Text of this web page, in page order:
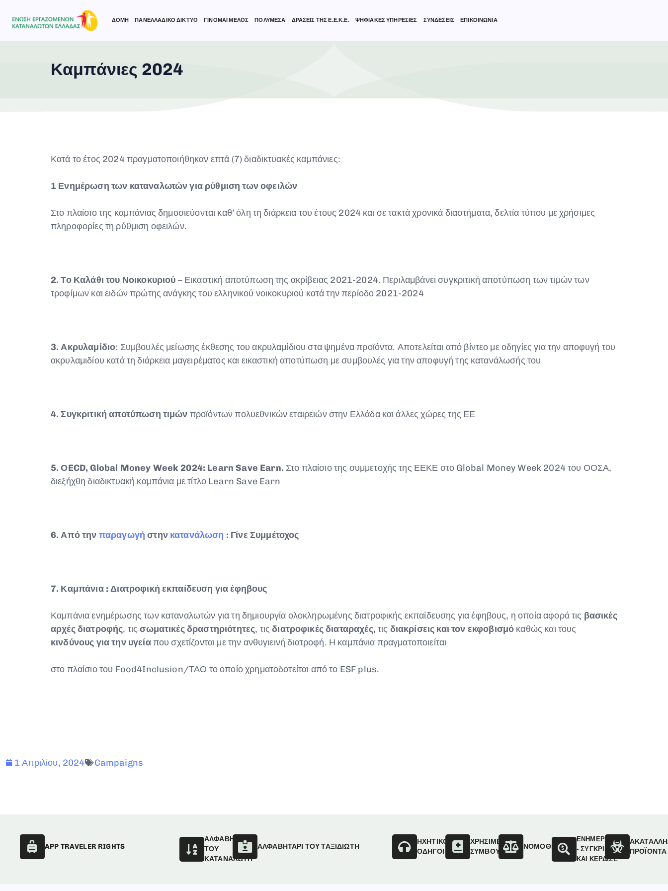
ΔΟΜΗ ΠΑΝΕΛΛΑΔΙΚΟ ΔΙΚΤΥΟ ΓΙΝΟΜΑΙ ΜΕΛΟΣ ΠΟΛΥΜΕΣΑ ΔΡΑΣΕΙΣ ΤΗΣ Ε.Ε.Κ.Ε. ΨΗΦΙΑΚΕΣ ΥΠΗΡΕΣΙΕΣ ΣΥΝΔΕΣΕΙΣ ΕΠΙΚΟΙΝΩΝΙΑ
Καμπάνιες 2024
Κατά το έτος 2024 πραγματοποιήθηκαν επτά (7) διαδικτυακές καμπάνιες:
1 Ενημέρωση των καταναλωτών για ρύθμιση των οφειλών
Στο πλαίσιο της καμπάνιας δημοσιεύονται καθ’ όλη τη διάρκεια του έτους 2024 και σε τακτά χρονικά διαστήματα, δελτία τύπου με χρήσιμες
πληροφορίες τη ρύθμιση οφειλών.
2. Το Καλάθι του Νοικοκυριού – Εικαστική αποτύπωση της ακρίβειας 2021-2024. Περιλαμβάνει συγκριτική αποτύπωση των τιμών των
τροφίμων και ειδών πρώτης ανάγκης του ελληνικού νοικοκυριού κατά την περίοδο 2021-2024
3. Ακρυλαμίδιο: Συμβουλές μείωσης έκθεσης του ακρυλαμίδιου στα ψημένα προϊόντα. Αποτελείται από βίντεο με οδηγίες για την αποφυγή του
ακρυλαμιδίου κατά τη διάρκεια μαγειρέματος και εικαστική αποτύπωση με συμβουλές για την αποφυγή της κατανάλωσής του
4. Συγκριτική αποτύπωση τιμών προϊόντων πολυεθνικών εταιρειών στην Ελλάδα και άλλες χώρες της ΕΕ
5. ΟECD, Global Money Week 2024: Learn Save Earn. Στο πλαίσιο της συμμετοχής της ΕΕΚΕ στο Global Money Week 2024 του ΟΟΣΑ,
διεξήχθη διαδικτυακή καμπάνια με τίτλο Learn Save Earn
6. Από την παραγωγή στην κατανάλωση : Γίνε Συμμέτοχος
7. Καμπάνια : Διατροφική εκπαίδευση για έφηβους
Καμπάνια ενημέρωσης των καταναλωτών για τη δημιουργία ολοκληρωμένης διατροφικής εκπαίδευσης για έφηβους, η οποία αφορά τις βασικές
αρχές διατροφής, τιςσωματικές δραστηριότητες, τιςδιατροφικές διαταραχές, τις διακρίσεις και τον εκφοβισμό καθώς και τους
κινδύνους για την υγείαπου σχετίζονται με την ανθυγιεινή διατροφή. Η καμπάνια πραγματοποιείται
στο πλαίσιο του Food4Inclusion/ΤΑΟ το οποίο χρηματοδοτείται από το ESF plus.
1 Απριλίου, 2024 Campaigns
APP TRAVELER RIGHTS
ΑΛΦΑΒΗΤΑΡΙ
ΤΟΥ
ΚΑΤΑΝΑΛΩΤΗ
ΑΛΦΑΒΗΤΑΡΙ ΤΟΥ ΤΑΞΙΔΙΩΤΗ
ΗΧΗΤΙΚΟΙ
ΟΔΗΓΟΙ
ΧΡΗΣΙΜΕΣ
ΣΥΜΒΟΥΛΕΣ
ΝΟΜΟΘΕΣΙΑ
ΕΝΗΜΕΡΩΣΟΥ
- ΣΥΓΚΡΙΝΕ
ΚΑΙ ΚΕΡΔΙΣΕ
ΠΡΟΪΟΝΤΑ
Type and hit enter